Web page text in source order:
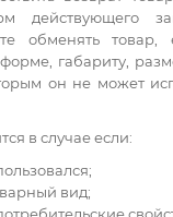
действующего
обменять товар,
габариту,
он не может
в случае если:
вид;